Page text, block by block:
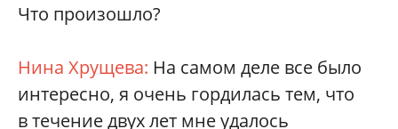
Что произошло?
Нина Хрущева: На самом деле все было
интересно, я очень гордилась тем, что
в течение двух лет мне удалось